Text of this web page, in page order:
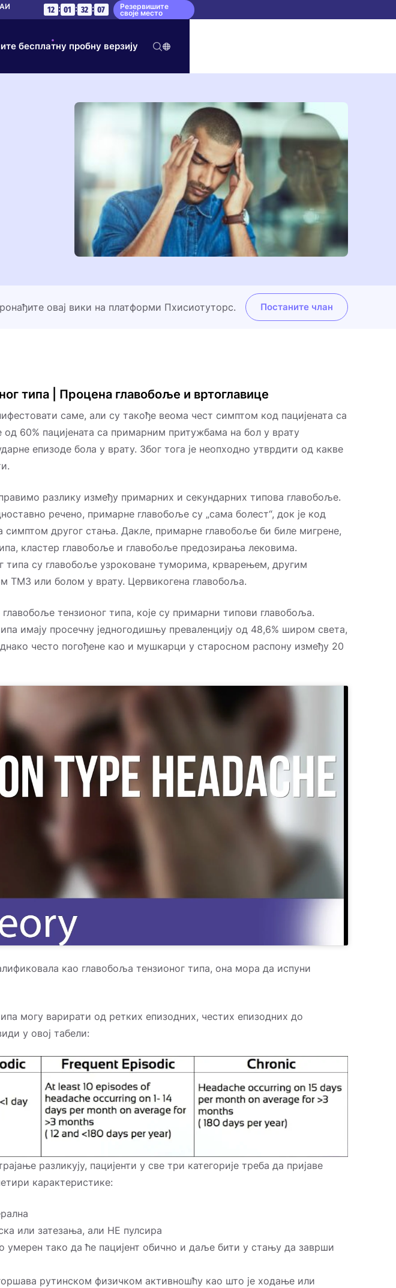
12 : 01 : 32 : 06 Резервишите
своје место
бесплатну пробну верзију
овај вики на платформи Пхисиотуторс. Постаните члан
типа | Процена главобоље и вртоглавице
саме, али су такође веома чест симптом код пацијената са
од 60% пацијената са примарним притужбама на бол у врату
епизоде ​​бола у врату. Због тога је неопходно утврдити од какве
разлику између примарних и секундарних типова главобоље.
речено, примарне главобоље су „сама болест“, док је код
симптом другог стања. Дакле, примарне главобоље би биле мигрене,
кластер главобоље и главобоље предозирања лековима.
типа су главобоље узроковане туморима, крварењем, другим
ТМЗ или болом у врату. Цервикогена главобоља.
тензионог типа, које су примарни типови главобоља.
имају просечну једногодишњу преваленцију од 48,6% широм света,
често погођене као и мушкарци у старосном распону између 20
као главобоља тензионог типа, она мора да испуни
могу варирати од ретких епизодних, честих епизодних до
у овој табели:
разликују, пацијенти у све три категорије треба да пријаве
карактеристике:
или затезања, али НЕ пулсира
умерен тако да ће пацијент обично и даље бити у стању да заврши
рутинском физичком активношћу као што је ходање или